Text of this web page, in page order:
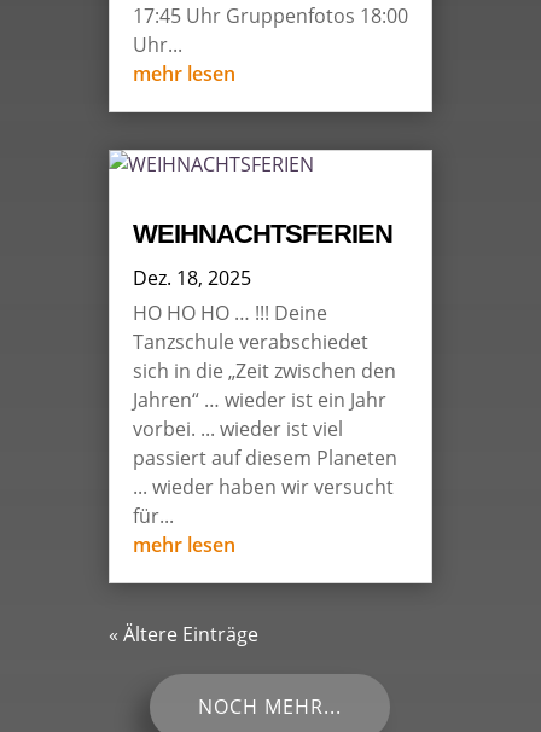
17:45 Uhr Gruppenfotos 18:00
Uhr...
mehr lesen
WEIHNACHTSFERIEN
Dez. 18, 2025
HO HO HO … !!! Deine
Tanzschule verabschiedet
sich in die „Zeit zwischen den
Jahren“ … wieder ist ein Jahr
vorbei. ... wieder ist viel
passiert auf diesem Planeten
... wieder haben wir versucht
für...
mehr lesen
« Ältere Einträge
NOCH MEHR...